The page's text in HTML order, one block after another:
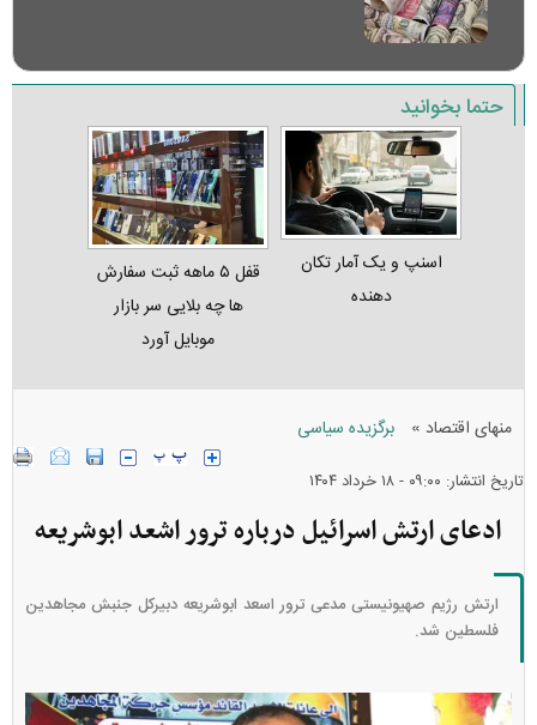
حتما بخوانید
اسنپ و یک آمار تکان‌
دهنده
قفل ۵ ماهه ثبت‌ سفارش‌
ها چه بلایی سر بازار
موبایل آورد
منهای اقتصاد » برگزیده سیاسی
تاریخ انتشار: ۰۹:۰۰ - ۱۸ خرداد ۱۴۰۴
ادعای ارتش اسرائیل درباره ترور اشعد ابوشریعه
ارتش رژیم صهیونیستی مدعی ترور اسعد ابوشریعه دبیرکل جنبش مجاهدین
فلسطین شد.